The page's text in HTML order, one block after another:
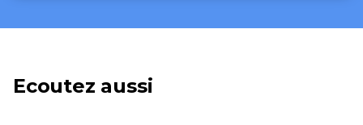
Ecoutez aussi